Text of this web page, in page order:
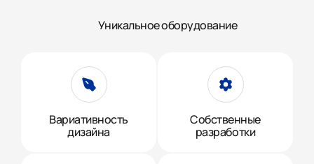
Уникальное оборудование
Вариативность
дизайна
Собственные
разработки